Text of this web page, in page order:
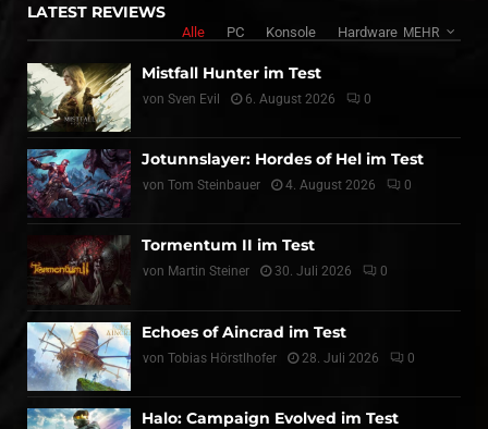
LATEST REVIEWS
Alle PC Konsole Hardware MEHR
Mistfall Hunter im Test
von Sven Evil 6. August 2026 0
Jotunnslayer: Hordes of Hel im Test
von Tom Steinbauer 4. August 2026 0
Tormentum II im Test
von Martin Steiner 30. Juli 2026 0
Echoes of Aincrad im Test
von Tobias Hörstlhofer 28. Juli 2026 0
Halo: Campaign Evolved im Test